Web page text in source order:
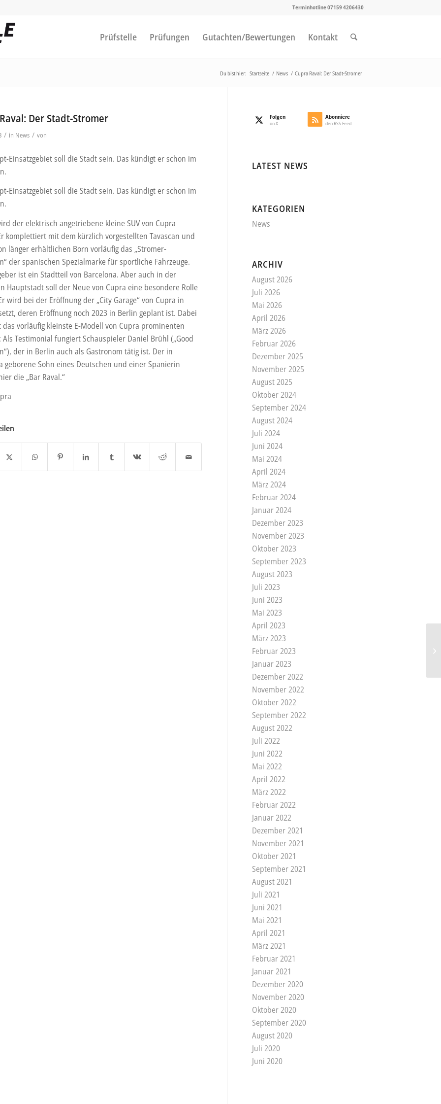
Terminhotline 07159 4206430
Prüfstelle Prüfungen Gutachten/Bewertungen Kontakt
Du bist hier: Startseite / News / Cupra Raval: Der Stadt-Stromer
Der Stadt-Stromer
/ in News / von
Einsatzgebiet soll die Stadt sein. Das kündigt er schon im
Einsatzgebiet soll die Stadt sein. Das kündigt er schon im
der elektrisch angetriebene kleine SUV von Cupra
komplettiert mit dem kürzlich vorgestellten Tavascan und
länger erhältlichen Born vorläufig das „Stromer-
der spanischen Spezialmarke für sportliche Fahrzeuge.
ist ein Stadtteil von Barcelona. Aber auch in der
Hauptstadt soll der Neue von Cupra eine besondere Rolle
wird bei der Eröffnung der „City Garage“ von Cupra in
deren Eröffnung noch 2023 in Berlin geplant ist. Dabei
das vorläufig kleinste E-Modell von Cupra prominenten
Als Testimonial fungiert Schauspieler Daniel Brühl („Good
der in Berlin auch als Gastronom tätig ist. Der in
geborene Sohn eines Deutschen und einer Spanierin
die „Bar Raval.“
Folgen
on X
Abonniere
den RSS Feed
LATEST NEWS
KATEGORIEN
News
ARCHIV
August 2026
Juli 2026
Mai 2026
April 2026
März 2026
Februar 2026
Dezember 2025
November 2025
August 2025
Oktober 2024
September 2024
August 2024
Juli 2024
Juni 2024
Mai 2024
April 2024
März 2024
Februar 2024
Januar 2024
Dezember 2023
November 2023
Oktober 2023
September 2023
August 2023
Juli 2023
Juni 2023
Mai 2023
April 2023
März 2023
Februar 2023
Januar 2023
Dezember 2022
November 2022
Oktober 2022
September 2022
August 2022
Juli 2022
Juni 2022
Mai 2022
April 2022
März 2022
Februar 2022
Januar 2022
Dezember 2021
November 2021
Oktober 2021
September 2021
August 2021
Juli 2021
Juni 2021
Mai 2021
April 2021
März 2021
Februar 2021
Januar 2021
Dezember 2020
November 2020
Oktober 2020
September 2020
August 2020
Juli 2020
Juni 2020